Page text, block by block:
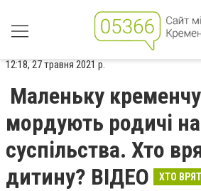
12:18, 27 травня 2021 р.
Маленьку
мордують родичі
суспільства. Хто
дитину? ВІДЕО
ХТО